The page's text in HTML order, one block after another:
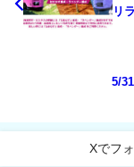
リ
5/
Xでフ